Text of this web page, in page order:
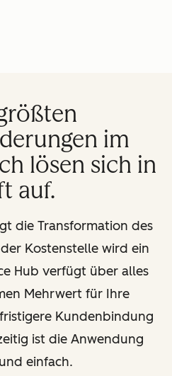
im
lösen sich in
auf.
die Transformation des
Kostenstelle wird ein
Hub verfügt über alles
Mehrwert für Ihre
Kundenbindung
ist die Anwendung
einfach.